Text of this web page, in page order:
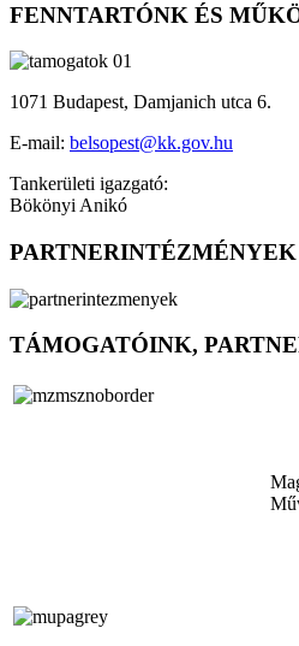
FENNTARTÓNK ÉS
1071 Budapest, Damjanich utca 6.
E-mail: belsopest@kk.gov.hu
Tankerületi igazgató:
Bökönyi Anikó
PARTNERINTÉZMÉNYEK
TÁMOGATÓINK,